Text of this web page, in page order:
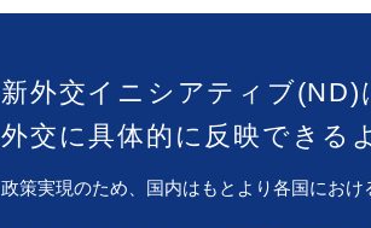
新外交イニシアティブ(ND)
外交に具体的に反映できる
政策実現のため、国内はもとより各国におけ